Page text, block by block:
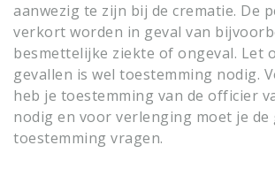
aanwezig te zijn bij de crematie. De
verkort worden in geval van
besmettelijke ziekte of ongeval. Let
gevallen is wel toestemming nodig.
heb je toestemming van de officier
nodig en voor verlenging moet je de
toestemming vragen.